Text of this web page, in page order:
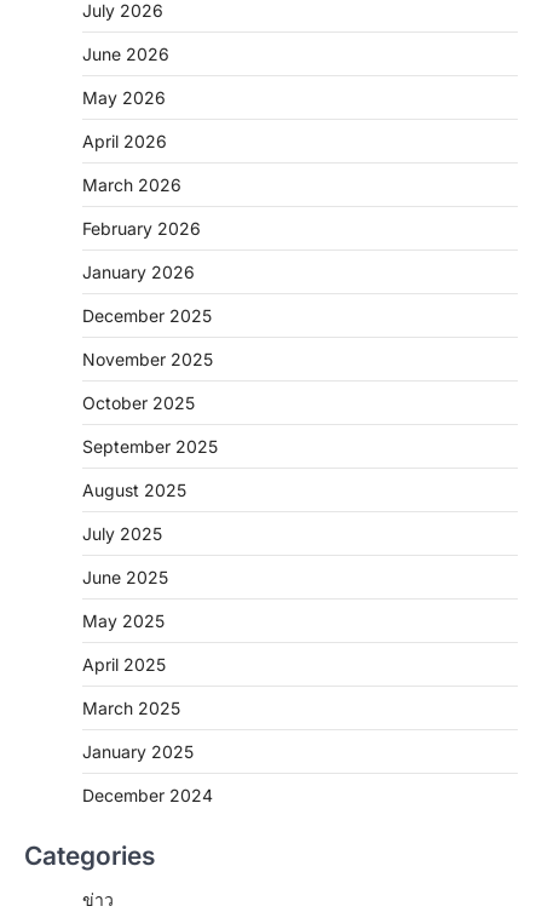
July 2026
June 2026
May 2026
April 2026
March 2026
February 2026
January 2026
December 2025
November 2025
October 2025
September 2025
August 2025
July 2025
June 2025
May 2025
April 2025
March 2025
January 2025
December 2024
Categories
ข่าว